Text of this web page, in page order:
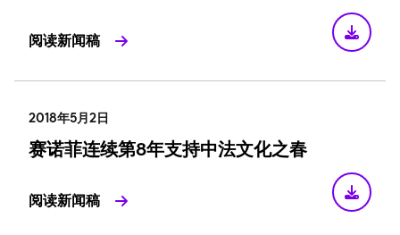
阅读新闻稿
2018年5月2日
赛诺菲连续第8年支持中法文化之春
阅读新闻稿